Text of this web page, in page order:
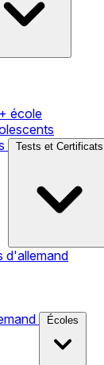
école
Tests et Certificats
d'allemand
Écoles